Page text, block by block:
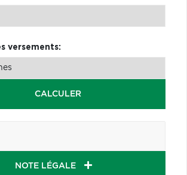
versements:
CALCULER
NOTE LÉGALE